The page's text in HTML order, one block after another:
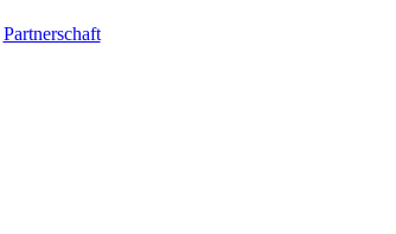
Partnerschaft